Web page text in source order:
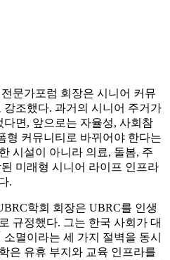
문가포럼 회장은 시니어 커뮤
조했다. 과거의 시니어 주거가
면, 앞으로는 자율성, 사회참
형 커뮤니티로 바뀌어야 한다는
시설이 아니라 의료, 돌봄, 주
미래형 시니어 라이프 인프라
.
학회 회장은 UBRC를 인생
규정했다. 그는 한국 사회가 대
멸이라는 세 가지 절벽을 동시
은 유휴 부지와 교육 인프라를